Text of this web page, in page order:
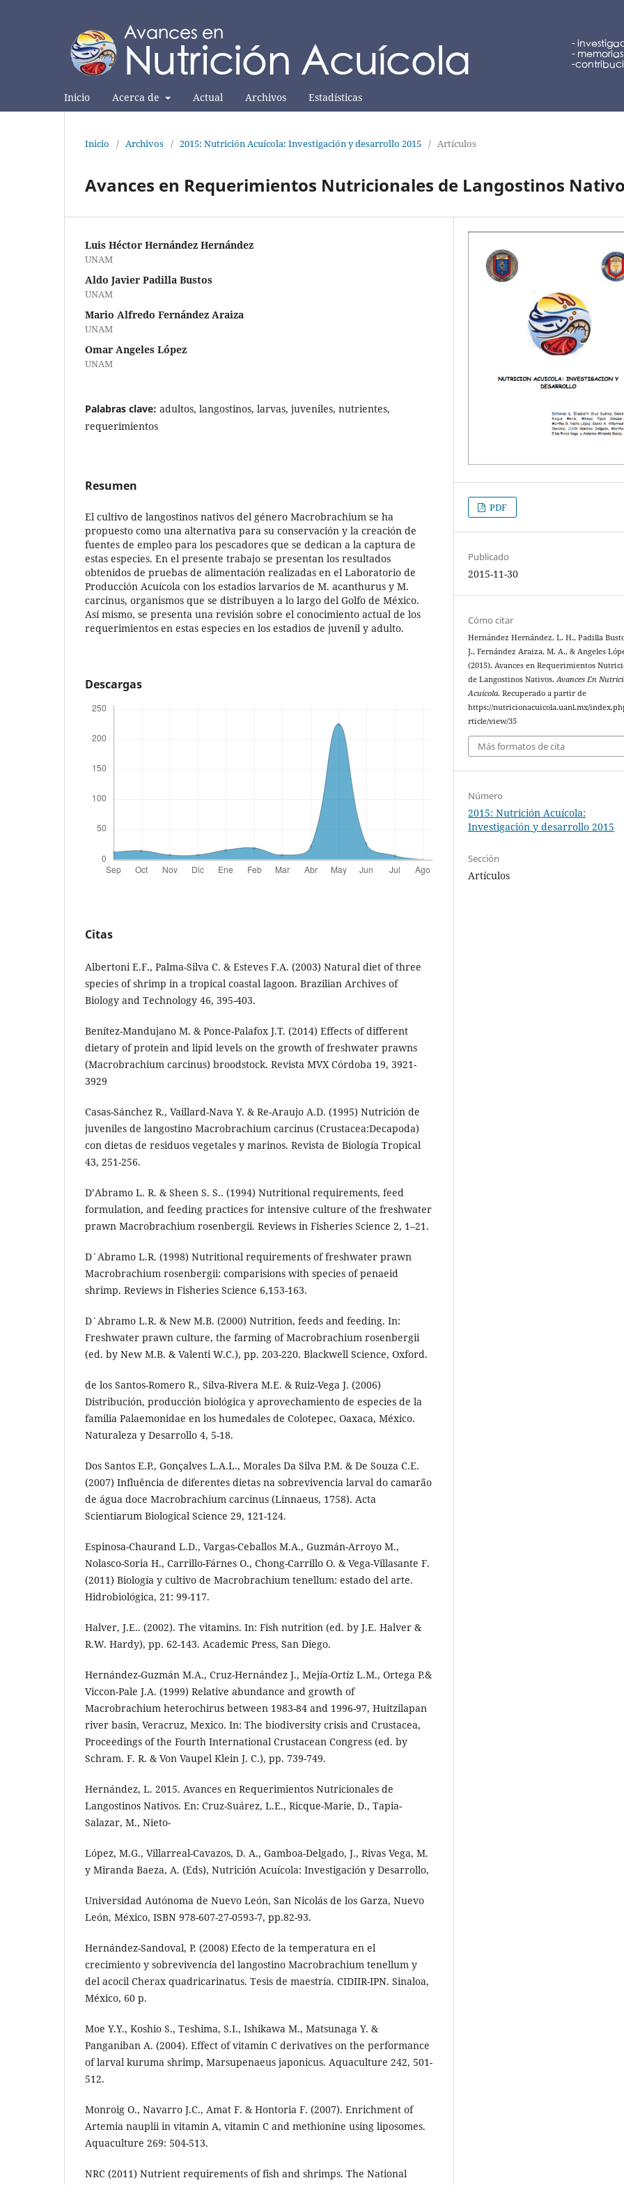
Inicio Acerca de Actual Archivos Estadísticas
Inicio / Archivos / 2015: Nutrición Acuícola: Investigación y desarrollo 2015 / Artículos
Avances en Requerimientos Nutricionales de Langostinos
Luis Héctor Hernández Hernández
UNAM
Aldo Javier Padilla Bustos
UNAM
Mario Alfredo Fernández Araiza
UNAM
Omar Angeles López
UNAM
Palabras clave: adultos, langostinos, larvas, juveniles, nutrientes,
requerimientos
Resumen
El cultivo de langostinos nativos del género Macrobrachium se ha
propuesto como una alternativa para su conservación y la creación de
fuentes de empleo para los pescadores que se dedican a la captura de
estas especies. En el presente trabajo se presentan los resultados
obtenidos de pruebas de alimentación realizadas en el Laboratorio de
Producción Acuícola con los estadios larvarios de M. acanthurus y M.
carcinus, organismos que se distribuyen a lo largo del Golfo de México.
Así mismo, se presenta una revisión sobre el conocimiento actual de los
requerimientos en estas especies en los estadios de juvenil y adulto.
Descargas
Citas
Albertoni E.F., Palma-Silva C. & Esteves F.A. (2003) Natural diet of three
species of shrimp in a tropical coastal lagoon. Brazilian Archives of
Biology and Technology 46, 395-403.
Benítez-Mandujano M. & Ponce-Palafox J.T. (2014) Effects of different
dietary of protein and lipid levels on the growth of freshwater prawns
(Macrobrachium carcinus) broodstock. Revista MVX Córdoba 19, 3921-
3929
Casas-Sánchez R., Vaillard-Nava Y. & Re-Araujo A.D. (1995) Nutrición de
juveniles de langostino Macrobrachium carcinus (Crustacea:Decapoda)
con dietas de residuos vegetales y marinos. Revista de Biología Tropical
43, 251-256.
D’Abramo L. R. & Sheen S. S.. (1994) Nutritional requirements, feed
formulation, and feeding practices for intensive culture of the freshwater
prawn Macrobrachium rosenbergii. Reviews in Fisheries Science 2, 1–21.
D´Abramo L.R. (1998) Nutritional requirements of freshwater prawn
Macrobrachium rosenbergii: comparisions with species of penaeid
shrimp. Reviews in Fisheries Science 6,153-163.
D´Abramo L.R. & New M.B. (2000) Nutrition, feeds and feeding. In:
Freshwater prawn culture, the farming of Macrobrachium rosenbergii
(ed. by New M.B. & Valenti W.C.), pp. 203-220. Blackwell Science, Oxford.
de los Santos-Romero R., Silva-Rivera M.E. & Ruiz-Vega J. (2006)
Distribución, producción biológica y aprovechamiento de especies de la
familia Palaemonidae en los humedales de Colotepec, Oaxaca, México.
Naturaleza y Desarrollo 4, 5-18.
Dos Santos E.P., Gonçalves L.A.L., Morales Da Silva P.M. & De Souza C.E.
(2007) Influência de diferentes dietas na sobrevivencia larval do camarão
de água doce Macrobrachium carcinus (Linnaeus, 1758). Acta
Scientiarum Biological Science 29, 121-124.
Espinosa-Chaurand L.D., Vargas-Ceballos M.A., Guzmán-Arroyo M.,
Nolasco-Soria H., Carrillo-Fárnes O., Chong-Carrillo O. & Vega-Villasante F.
(2011) Biología y cultivo de Macrobrachium tenellum: estado del arte.
Hidrobiológica, 21: 99-117.
Halver, J.E.. (2002). The vitamins. In: Fish nutrition (ed. by J.E. Halver &
R.W. Hardy), pp. 62-143. Academic Press, San Diego.
Hernández-Guzmán M.A., Cruz-Hernández J., Mejía-Ortíz L.M., Ortega P.&
Viccon-Pale J.A. (1999) Relative abundance and growth of
Macrobrachium heterochirus between 1983-84 and 1996-97, Huitzilapan
river basin, Veracruz, Mexico. In: The biodiversity crisis and Crustacea,
Proceedings of the Fourth International Crustacean Congress (ed. by
Schram. F. R. & Von Vaupel Klein J. C.), pp. 739-749.
Hernández, L. 2015. Avances en Requerimientos Nutricionales de
Langostinos Nativos. En: Cruz-Suárez, L.E., Ricque-Marie, D., Tapia-
Salazar, M., Nieto-
López, M.G., Villarreal-Cavazos, D. A., Gamboa-Delgado, J., Rivas Vega, M.
y Miranda Baeza, A. (Eds), Nutrición Acuícola: Investigación y Desarrollo,
Universidad Autónoma de Nuevo León, San Nicolás de los Garza, Nuevo
León, México, ISBN 978-607-27-0593-7, pp.82-93.
Hernández-Sandoval, P. (2008) Efecto de la temperatura en el
crecimiento y sobrevivencia del langostino Macrobrachium tenellum y
del acocil Cherax quadricarinatus. Tesis de maestría. CIDIIR-IPN. Sinaloa,
México, 60 p.
Moe Y.Y., Koshio S., Teshima, S.I., Ishikawa M., Matsunaga Y. &
Panganiban A. (2004). Effect of vitamin C derivatives on the performance
of larval kuruma shrimp, Marsupenaeus japonicus. Aquaculture 242, 501-
512.
Monroig O., Navarro J.C., Amat F. & Hontoria F. (2007). Enrichment of
Artemia nauplii in vitamin A, vitamin C and methionine using liposomes.
Aquaculture 269: 504-513.
NRC (2011) Nutrient requirements of fish and shrimps. The National
PDF
Publicado
2015-11-30
Cómo citar
Hernández Hernández, L. H., Padilla
J., Fernández Araiza, M. A., & Angeles
(2015). Avances en Requerimientos
de Langostinos Nativos.Avances En
Acuicola. Recuperado a partir de
https://nutricionacuicola.uanl.mx/
rticle/view/35
Más formatos de cita
Número
2015: Nutrición Acuícola:
Investigación y desarrollo 2015
Sección
Artículos